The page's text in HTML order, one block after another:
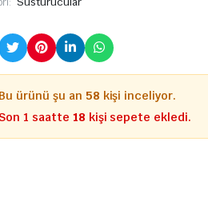
Bu ürünü şu an 58 kişi inceliyor.
Son 1 saatte 18 kişi sepete ekledi.